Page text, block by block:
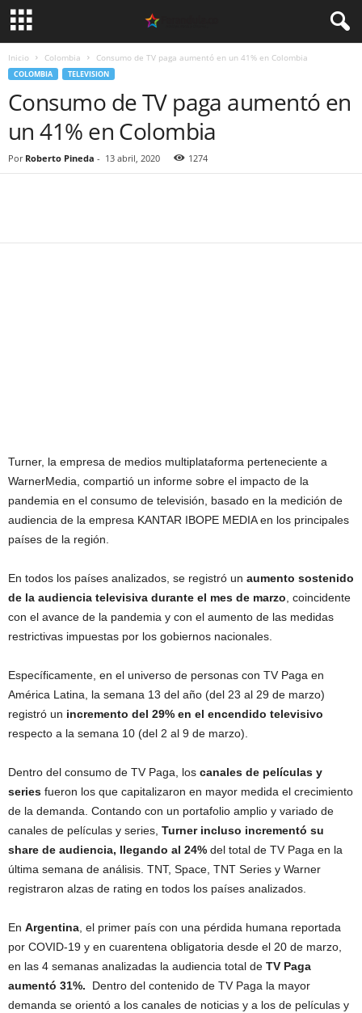
Inicio Colombia Consumo de TV paga aumentó en un 41% en Colombia
COLOMBIA TELEVISION
Consumo de TV paga aumentó en
un 41% en Colombia
Por Roberto Pineda - 13 abril, 2020 1274
Turner, la empresa de medios multiplataforma perteneciente a
WarnerMedia, compartió un informe sobre el impacto de la
pandemia en el consumo de televisión, basado en la medición de
audiencia de la empresa KANTAR IBOPE MEDIA en los principales
países de la región.
En todos los países analizados, se registró un aumento sostenido
de la audiencia televisiva durante el mes de marzo, coincidente
con el avance de la pandemia y con el aumento de las medidas
restrictivas impuestas por los gobiernos nacionales.
Específicamente, en el universo de personas con TV Paga en
América Latina, la semana 13 del año (del 23 al 29 de marzo)
registró un incremento del 29% en el encendido televisivo
respecto a la semana 10 (del 2 al 9 de marzo).
Dentro del consumo de TV Paga, los canales de películas y
series fueron los que capitalizaron en mayor medida el crecimiento
de la demanda. Contando con un portafolio amplio y variado de
canales de películas y series, Turner incluso incrementó su
share de audiencia, llegando al 24% del total de TV Paga en la
última semana de análisis. TNT, Space, TNT Series y Warner
registraron alzas de rating en todos los países analizados.
En Argentina, el primer país con una pérdida humana reportada
por COVID-19 y en cuarentena obligatoria desde el 20 de marzo,
en las 4 semanas analizadas la audiencia total de TV Paga
aumentó 31%. Dentro del contenido de TV Paga la mayor
demanda se orientó a los canales de noticias y a los de películas y